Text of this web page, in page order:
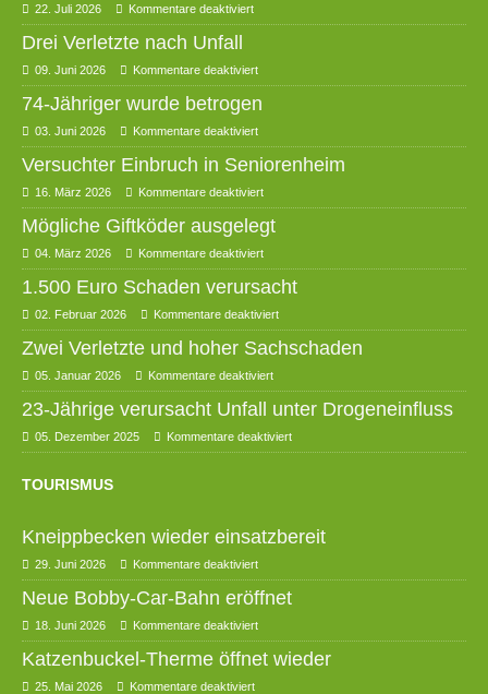
22. Juli 2026 Kommentare deaktiviert
Drei Verletzte nach Unfall
09. Juni 2026 Kommentare deaktiviert
74-Jähriger wurde betrogen
03. Juni 2026 Kommentare deaktiviert
Versuchter Einbruch in Seniorenheim
16. März 2026 Kommentare deaktiviert
Mögliche Giftköder ausgelegt
04. März 2026 Kommentare deaktiviert
1.500 Euro Schaden verursacht
02. Februar 2026 Kommentare deaktiviert
Zwei Verletzte und hoher Sachschaden
05. Januar 2026 Kommentare deaktiviert
23-Jährige verursacht Unfall unter Drogeneinfluss
05. Dezember 2025 Kommentare deaktiviert
TOURISMUS
Kneippbecken wieder einsatzbereit
29. Juni 2026 Kommentare deaktiviert
Neue Bobby-Car-Bahn eröffnet
18. Juni 2026 Kommentare deaktiviert
Katzenbuckel-Therme öffnet wieder
25. Mai 2026 Kommentare deaktiviert